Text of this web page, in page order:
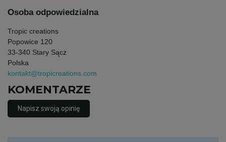
Osoba odpowiedzialna
Tropic creations
Popowice 120
33-340 Stary Sącz
Polska
kontakt@tropicreations.com
KOMENTARZE
Napisz swoją opinię